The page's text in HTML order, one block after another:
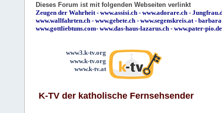
Dieses Forum ist mit folgenden Webseiten verlinkt
Zeugen der Wahrheit - www.assisi.ch - www.adorare.ch -
www.wallfahrten.ch - www.gebete.ch - www.segenskreis.at -
www.gottliebtuns.com- www.das-haus-lazarus.ch - www.pater-pio.de
www3.k-tv.org
www.k-tv.org
www.k-tv.at
K-TV der katholische Fernsehsender